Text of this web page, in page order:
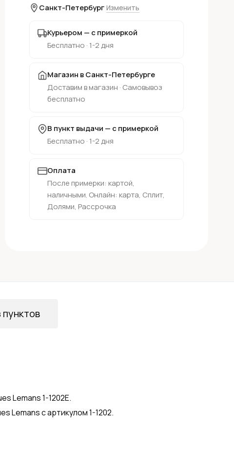
Санкт-Петербург Изменить
Курьером — с примеркой
Бесплатно · 1-2 дня
Магазин в Санкт-Петербурге
Доставим в магазин · Самовывоз
бесплатно
В пункт выдачи — с примеркой
Бесплатно · 1-2 дня
Оплата
После примерки: картой,
наличными. Онлайн: карта, Сплит,
Долями, Рассрочка
Lemans 1-1202E.
Lemans с артикулом 1-1202.